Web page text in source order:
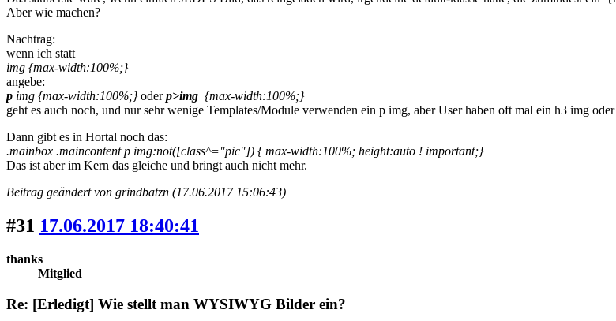
Aber wie machen?
Nachtrag:
wenn ich statt
img {max-width:100%;}
angebe:
p img {max-width:100%;}oderp>img {max-width:100%;}
geht es auch noch, und nur sehr wenige Templates/Module verwenden ein p img, aber User haben oft mal ein h3 img
Dann gibt es in Hortal noch das:
.mainbox .maincontent p img:not([class^="pic"]) { max-width:100%; height:auto ! important;}
Das ist aber im Kern das gleiche und bringt auch nicht mehr.
Beitrag geändert von grindbatzn (17.06.2017 15:06:43)
#31 17.06.2017 18:40:41
thanks
Mitglied
Re: [Erledigt] Wie stellt man WYSIWYG Bilder ein?